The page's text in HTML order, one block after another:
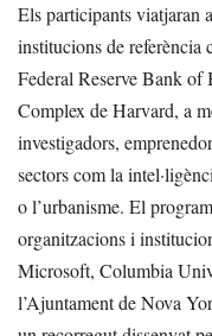
Els participants viatjaran
institucions de
Federal Reserve Bank of
Complex de Harvard, a
investigadors,
sectors com la
o l’urbanisme. El
organitzacions i
Microsoft, Columbia
l’Ajuntament de Nova